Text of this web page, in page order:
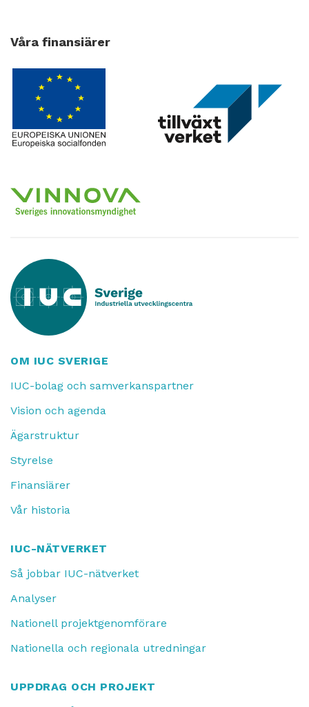
Våra finansiärer
OM IUC SVERIGE
IUC-bolag och samverkanspartner
Vision och agenda
Ägarstruktur
Styrelse
Finansiärer
Vår historia
IUC-NÄTVERKET
Så jobbar IUC-nätverket
Analyser
Nationell projektgenomförare
Nationella och regionala utredningar
UPPDRAG OCH PROJEKT